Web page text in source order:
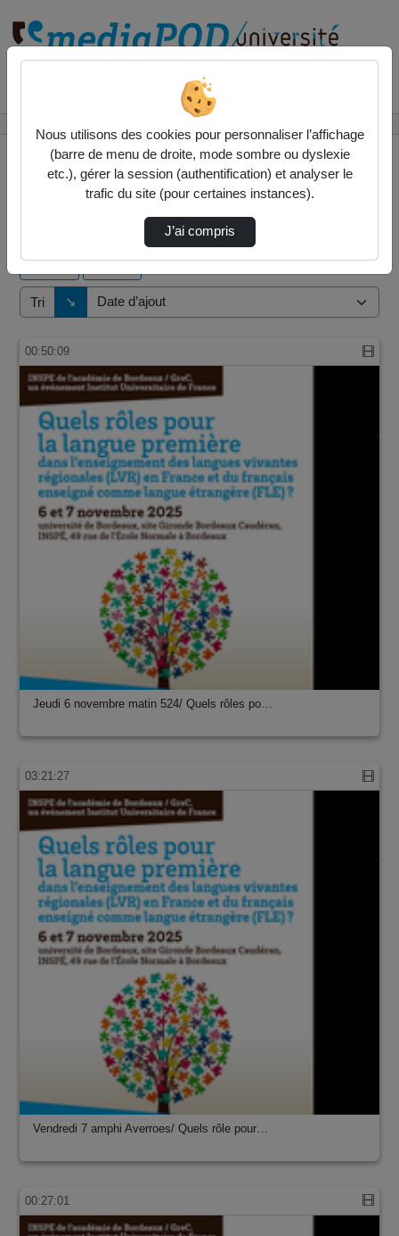
7 vidéos trouvées
Tri ↘
Direction de tri
00:50:09
Jeudi 6 novembre matin 524/ Quels rôles po…
03:21:27
Vendredi 7 amphi Averroes/ Quels rôle pour…
00:27:01
Nous utilisons des cookies pour personnaliser l’affichage
(barre de menu de droite, mode sombre ou dyslexie
etc.), gérer la session (authentification) et analyser le
trafic du site (pour certaines instances).
J’ai compris